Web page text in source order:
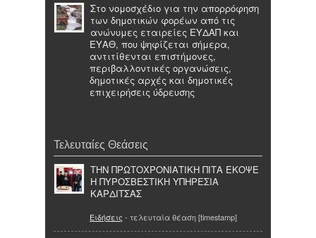
Στο νομοσχέδιο για την απορρόφηση
των δημοτικών φορέων από τις
ανώνυμες εταιρείες ΕΥΔΑΠ και
ΕΥΑΘ, που ψηφίζεται σήμερα,
αντιτίθενται επιστήμονες,
περιβαλλοντικές οργανώσεις,
δημοτικές αρχές και δημοτικές
επιχειρήσεις ύδρευσης
Τελευταίες Θεάσεις
ΤΗΝ ΠΡΩΤΟΧΡΟΝΙΑΤΙΚΗ ΠΙΤΑ ΕΚΟΨΕ
Η ΠΥΡΟΣΒΕΣΤΙΚΗ ΥΠΗΡΕΣΙΑ
ΚΑΡΔΙΤΣΑΣ
Ειδήσεις - τελευταία θέαση [timestamp]